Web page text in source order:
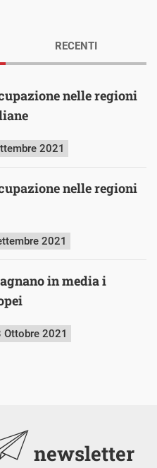
nelle regioni
2021
nelle regioni
2021
in media i
2021
RECENTI
newsletter